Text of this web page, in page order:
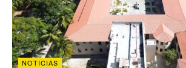
NOTICIAS